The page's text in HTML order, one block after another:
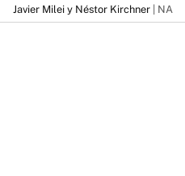
Javier Milei y Néstor Kirchner | NA